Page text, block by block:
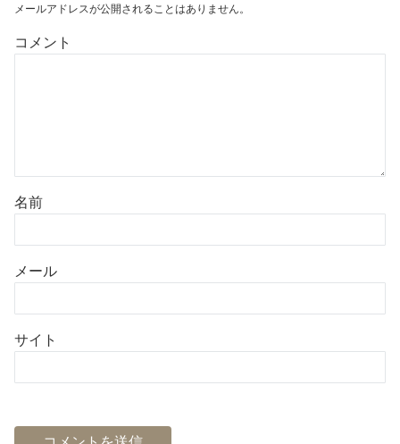
メールアドレスが公開されることはありません。
コメント
名前
メール
サイト